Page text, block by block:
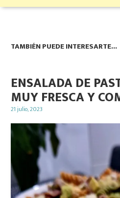
TAMBIÉN PUEDE INTERESARTE...
ENSALADA DE
MUY FRESCA Y
Posted
21 julio, 2023